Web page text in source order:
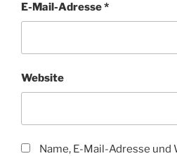
E-Mail-Adresse*
Website
Name, E-Mail-Adresse und